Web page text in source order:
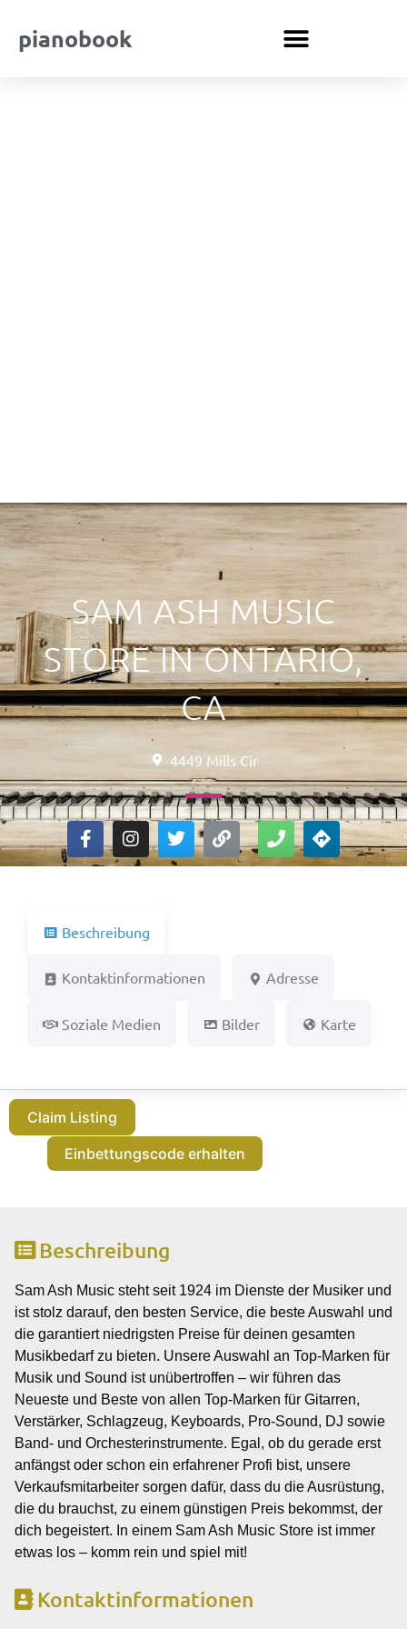
pianobook
SAM ASH MUSIC
STORE IN ONTARIO,
CA
4449 Mills Cir
Beschreibung
Kontaktinformationen Adresse
Soziale Medien Bilder Karte
Claim Listing
Einbettungscode erhalten
Beschreibung
Sam Ash Music steht seit 1924 im Dienste der Musiker und
ist stolz darauf, den besten Service, die beste Auswahl und
die garantiert niedrigsten Preise für deinen gesamten
Musikbedarf zu bieten. Unsere Auswahl an Top-Marken für
Musik und Sound ist unübertroffen – wir führen das
Neueste und Beste von allen Top-Marken für Gitarren,
Verstärker, Schlagzeug, Keyboards, Pro-Sound, DJ sowie
Band- und Orchesterinstrumente. Egal, ob du gerade erst
anfängst oder schon ein erfahrener Profi bist, unsere
Verkaufsmitarbeiter sorgen dafür, dass du die Ausrüstung,
die du brauchst, zu einem günstigen Preis bekommst, der
dich begeistert. In einem Sam Ash Music Store ist immer
etwas los – komm rein und spiel mit!
Kontaktinformationen